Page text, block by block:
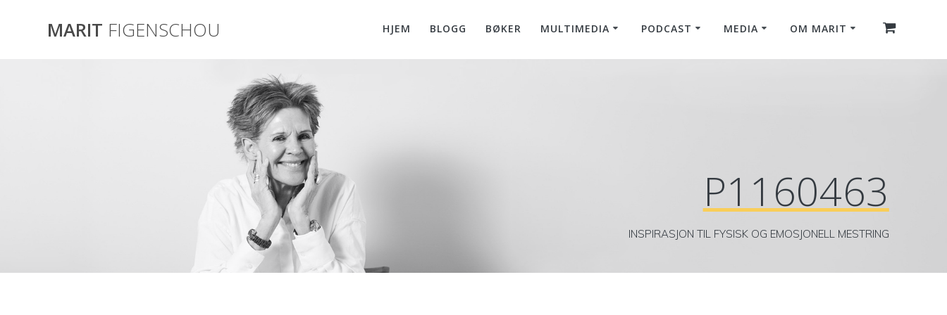
MARIT FIGENSCHOU HJEM BLOGG BØKER MULTIMEDIA PODCAST MEDIA OM MARIT
P1160463
INSPIRASJON TIL FYSISK OG EMOSJONELL MESTRING